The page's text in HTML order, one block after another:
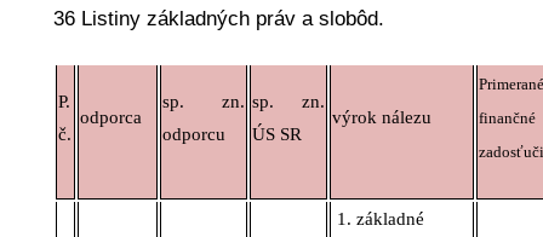
36 Listiny základných práv a slobôd.
P.
č.
odporca
sp. zn.
odporcu
sp. zn.
ÚS SR
výrok nálezu
Primerané
finančné
základné